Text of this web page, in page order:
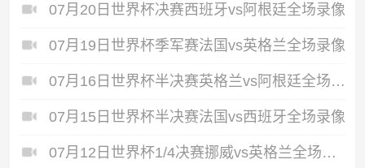
07月20日世界杯决赛西班牙vs阿根廷全场录像
07月19日世界杯季军赛法国vs英格兰全场录像
07月16日世界杯半决赛英格兰vs阿根廷全场录像
07月15日世界杯半决赛法国vs西班牙全场录像
07月12日世界杯1/4决赛挪威vs英格兰全场录像